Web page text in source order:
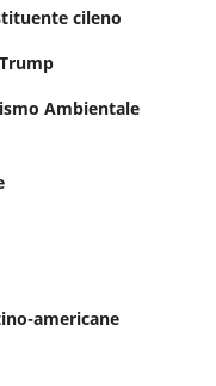
cileno
Ambientale
americane